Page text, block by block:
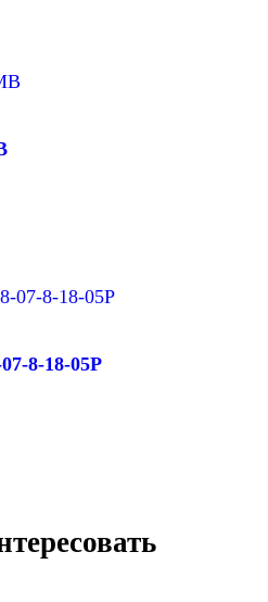
8-18-05P